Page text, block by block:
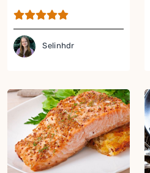
Selinhdr